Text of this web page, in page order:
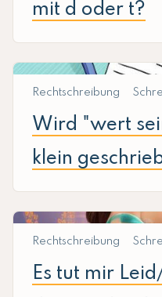
mit d oder t?
Rechtschreibung
Wird "wert
klein
Rechtschreibung
Es tut mir